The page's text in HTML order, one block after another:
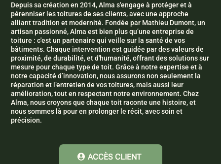
Depuis sa création en 2014, Alma s'engage à protéger et à
pérenniser les toitures de ses clients, avec une approche
alliant tradition et modernité. Fondée par Mathieu Dumont, un
artisan passionné, Alma est bien plus qu’une entreprise de
toiture : c'est un partenaire qui veille sur la santé de vos
bâtiments. Chaque intervention est guidée par des valeurs de
proximité, de durabilité, et d'humanité, offrant des solutions sur
mesure pour chaque type de toit. Grâce à notre expertise et à
notre capacité d’innovation, nous assurons non seulement la
réparation et l’entretien de vos toitures, mais aussi leur
amélioration, tout en respectant notre environnement. Chez
Alma, nous croyons que chaque toit raconte une histoire, et
nous sommes là pour en prolonger le récit, avec soin et
précision.
ACCÈS CLIENT